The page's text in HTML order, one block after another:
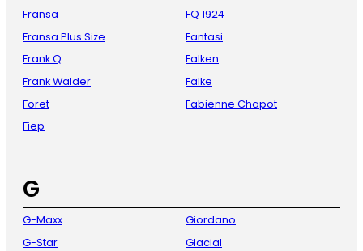
Fransa
Fransa Plus Size
Frank Q
Frank Walder
Foret
Fiep
FQ 1924
Fantasi
Falken
Falke
Fabienne Chapot
G
G-Maxx
G-Star
Giordano
Glacial